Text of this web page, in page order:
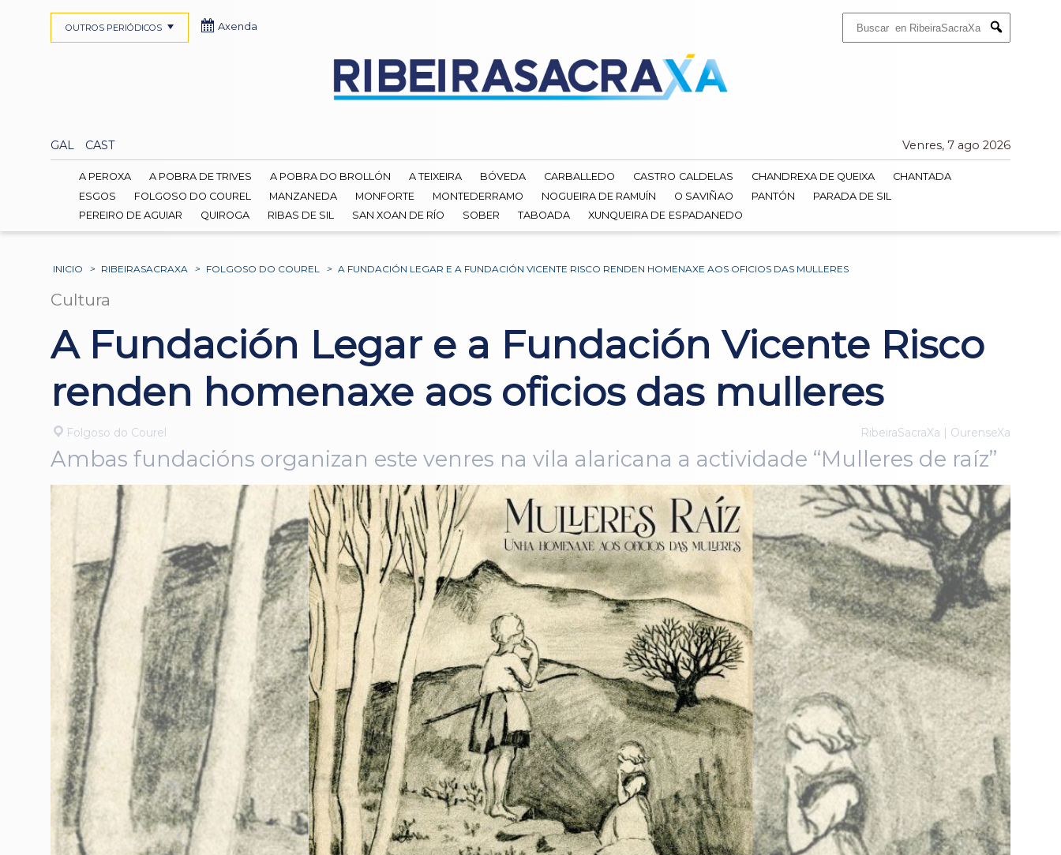
Submit
GAL CAST Venres, 7 ago 2026
OUTROS PERIÓDICOS Axenda
A PEROXA A POBRA DE TRIVES A POBRA DO BROLLÓN A TEIXEIRA BÓVEDA CARBALLEDO CASTRO CALDELAS CHANDREXA DE QUEIXA
CHANTADA
ESGOS
FOLGOSO DO COUREL MANZANEDA MONFORTE MONTEDERRAMO NOGUEIRA DE RAMUÍN O SAVIÑAO PANTÓN
PARADA DE SIL
PEREIRO DE AGUIAR
QUIROGA RIBAS DE SIL SAN XOAN DE RÍO SOBER TABOADA XUNQUEIRA DE ESPADANEDO
INICIO > RIBEIRASACRAXA > FOLGOSO DO COUREL > A FUNDACIÓN LEGAR E A FUNDACIÓN VICENTE RISCO RENDEN HOMENAXE AOS OFICIOS DAS MULLERES
Cultura
A Fundación Legar e a Fundación Vicente Risco
renden homenaxe aos oficios das mulleres
Folgoso do Courel RibeiraSacraXa | OurenseXa
Ambas fundacións organizan este venres na vila alaricana a actividade “Mulleres de raíz”